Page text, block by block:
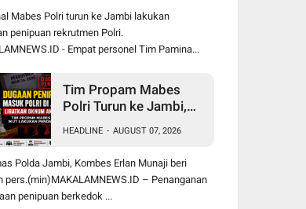
Rekrutmen Bintara di
Polda Jambi
Mabes Polri turun ke Jambi lakukan
penipuan rekrutmen Polri.
- Empat personel Tim Pamina...
Tim Propam Mabes
Polri Turun ke Jambi,
Dugaan Penipuan
Rekrutmen Bintara Polri
2026
HEADLINE - AUGUST 07, 2026
Polda Jambi, Kombes Erlan Munaji beri
pers.(min)MAKALAMNEWS.ID – Penanganan
penipuan berkedok ...